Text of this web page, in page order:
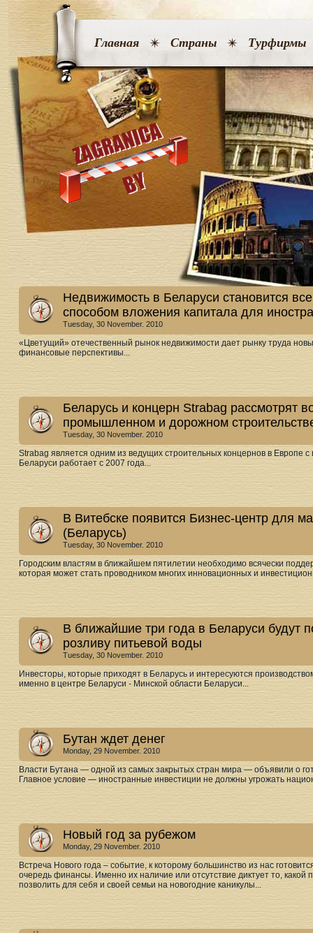
Главная Страны Турфирмы
Недвижимость в Беларуси становится
способом вложения капитала для
Tuesday, 30 November. 2010
«Цветущий» отечественный рынок недвижимости дает рынку труда
финансовые перспективы...
Беларусь и концерн Strabag рассмотрят
промышленном и дорожном
Tuesday, 30 November. 2010
Strabag является одним из ведущих строительных концернов в Европе
Беларуси работает с 2007 года...
В Витебске появится Бизнес-центр для
(Беларусь)
Tuesday, 30 November. 2010
Городским властям в ближайшем пятилетии необходимо всячески
которая может стать проводником многих инновационных и
В ближайшие три года в Беларуси будут
розливу питьевой воды
Tuesday, 30 November. 2010
Инвесторы, которые приходят в Беларусь и интересуются
именно в центре Беларуси - Минской области Беларуси...
Бутан ждет денег
Monday, 29 November. 2010
Власти Бутана — одной из самых закрытых стран мира — объявили о
Главное условие — иностранные инвестиции не должны угрожать
Новый год за рубежом
Monday, 29 November. 2010
Встреча Нового года – событие, к которому большинство из нас
очередь финансы. Именно их наличие или отсутствие диктует то,
позволить для себя и своей семьи на новогодние каникулы...